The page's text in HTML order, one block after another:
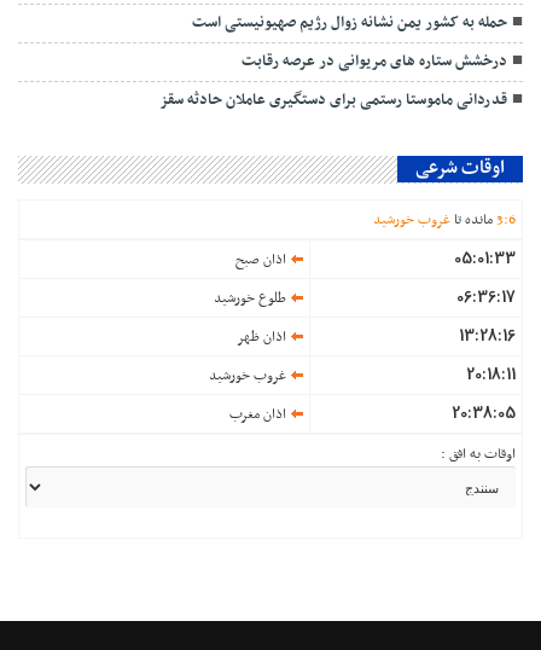
حمله به کشور یمن نشانه زوال رژیم صهیونیستی است
درخشش ستاره های مریوانی در عرصه رقابت
قدردانی ماموستا رستمی‌‌ برای دستگیری ‌عاملان ‌حادثه سقز
اوقات شرعی
3:6 مانده تا غروب خورشید
05:01:33 اذان صبح
06:36:17 طلوع خورشید
13:28:16 اذان ظهر
20:18:11 غروب خورشید
20:38:05
اذان مغرب
اوقات به افق :